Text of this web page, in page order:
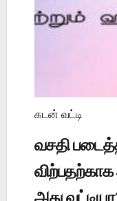
கடன் வட்டி
வசதி